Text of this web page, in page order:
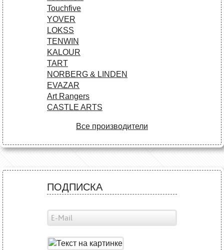
Touchfive
YOVER
LOKSS
TENWIN
KALOUR
TART
NORBERG & LINDEN
EVAZAR
Art Rangers
CASTLE ARTS
Все производители
ПОДПИСКА